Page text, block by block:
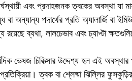
এবং প্রদাহজনক ত্বকের অবস্থা যা
অন্যান্য পদার্থের প্রতি অ্যালার্জি বা
রয়েছে ব্যথা, লালচেভাব এবং চ্যাপ্টা
ভেষজ চিকিত্সার উদ্দেশ্য হল এই
ত্বক বা শ্লেষ্মা ঝিল্লির